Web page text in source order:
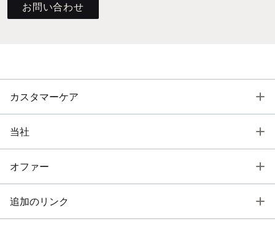
お問い合わせ
カスタマーケア
当社
オファー
追加のリンク